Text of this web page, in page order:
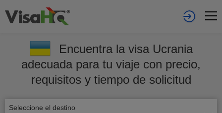
Encuentra la visa Ucrania
adecuada para tu viaje con precio,
requisitos y tiempo de solicitud
Seleccione el destino